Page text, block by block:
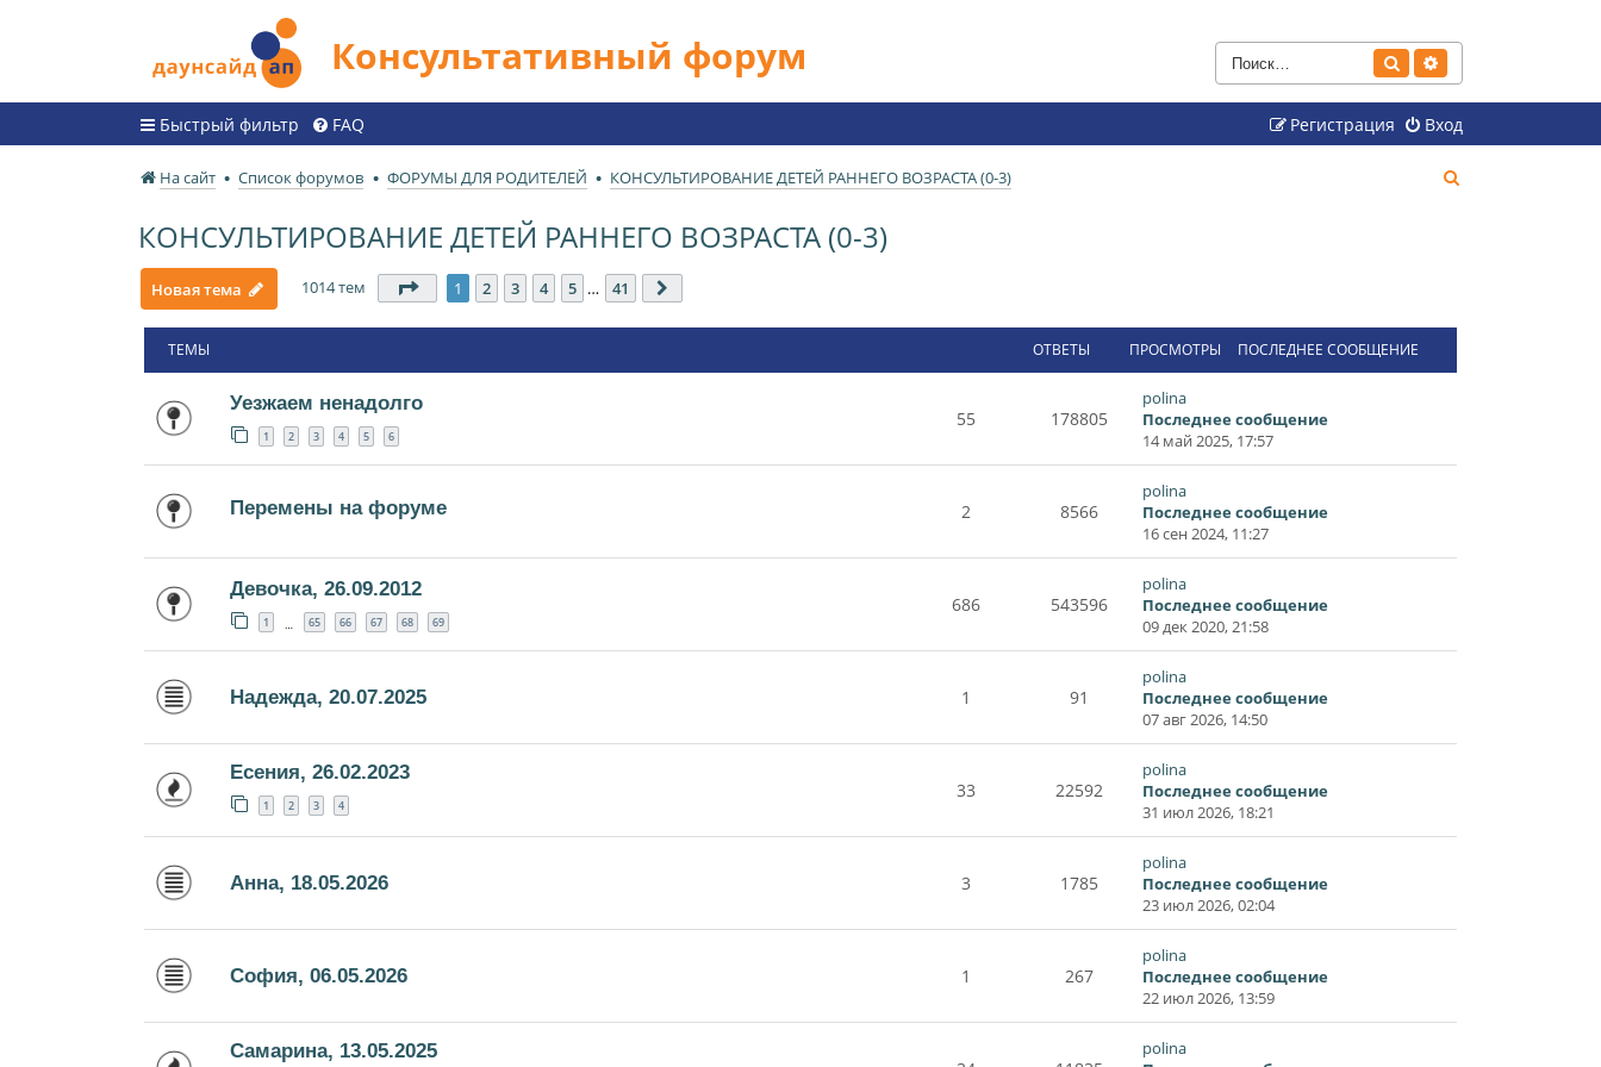
Консультативный форум Поиск
Быстрый фильтр FAQ Вход
Регистрация
На сайт Список форумов ФОРУМЫ ДЛЯ РОДИТЕЛЕЙ КОНСУЛЬТИРОВАНИЕ ДЕТЕЙ РАННЕГО ВОЗРАСТА (0-3)
КОНСУЛЬТИРОВАНИЕ ДЕТЕЙ РАННЕГО ВОЗРАСТА (0-3)
Новая тема 1014 тем Страница из 41
1 2 3 4 5 … 41
ТЕМЫ ОТВЕТЫ ПРОСМОТРЫ ПОСЛЕДНЕЕ СООБЩЕНИЕ
Уезжаем ненадолго
1 2 3 4 5 6
55 178805
polina
Последнее сообщение
14 май 2025, 17:57
Перемены на форуме 2 8566
polina
Последнее сообщение
16 сен 2024, 11:27
Девочка, 26.09.2012
1 65 66 67 68 69
686 543596
polina
Последнее сообщение
09 дек 2020, 21:58
Надежда, 20.07.2025 1 91
polina
Последнее сообщение
07 авг 2026, 14:50
Есения, 26.02.2023
1 2 3 4
33 22592
polina
Последнее сообщение
31 июл 2026, 18:21
Анна, 18.05.2026 3 1785
polina
Последнее сообщение
23 июл 2026, 02:04
София, 06.05.2026 1 267
polina
Последнее сообщение
22 июл 2026, 13:59
Самарина, 13.05.2025
polina